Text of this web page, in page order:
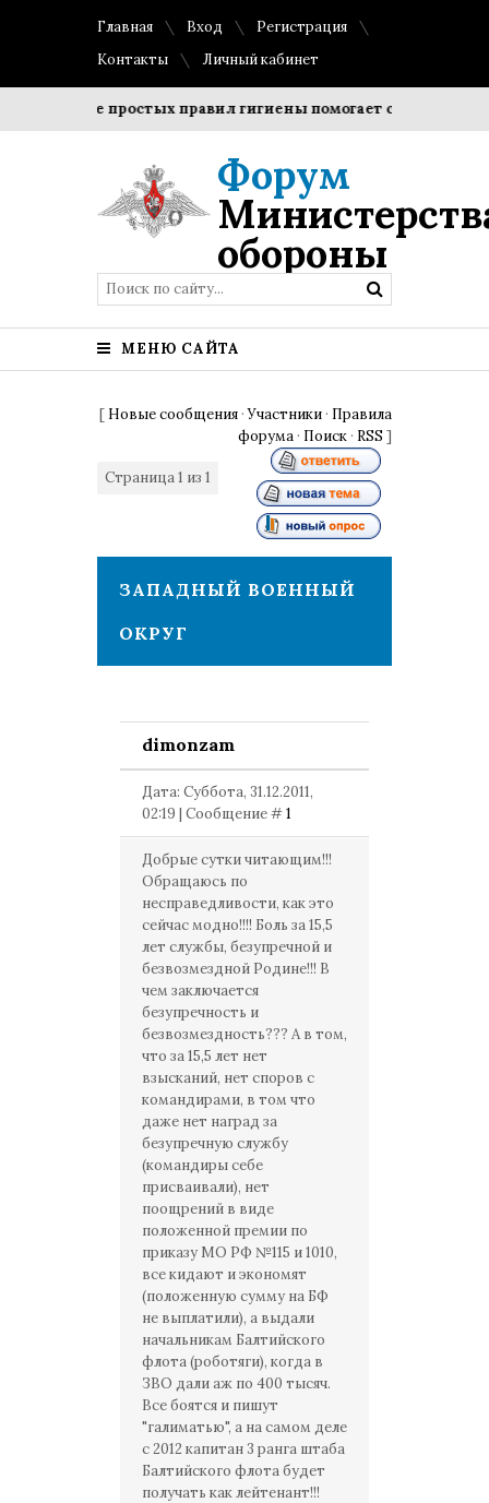
Главная Вход
Регистрация
Контакты
Личный кабинет
простых правил гигиены помогает сохранить
Форум
обороны
МЕНЮ САЙТА
[ Новые сообщения ·Участники · Правила
форума · Поиск · RSS ]
Страница1 из 1
ЗАПАДНЫЙ ВОЕННЫЙ
ОКРУГ
dimonzam
Дата: Суббота, 31.12.2011,
02:19 | Сообщение #1
Добрые сутки читающим!!!
Обращаюсь по
несправедливости, как это
сейчас модно!!!! Боль за 15,5
лет службы, безупречной и
безвозмездной Родине!!! В
чем заключается
безупречность и
безвозмездность??? А в том,
что за 15,5 лет нет
взысканий, нет споров с
командирами, в том что
даже нет наград за
безупречную службу
(командиры себе
присваивали), нет
поощрений в виде
положенной премии по
приказу МО РФ №115 и 1010,
все кидают и экономят
(положенную сумму на БФ
не выплатили), а выдали
начальникам Балтийского
флота (роботяги), когда в
ЗВО дали аж по 400 тысяч.
Все боятся и пишут
"галиматью", а на самом деле
с 2012 капитан 3 ранга штаба
Балтийского флота будет
получать как лейтенант!!!